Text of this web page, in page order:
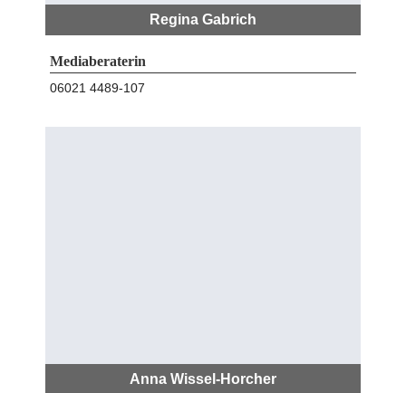
Regina Gabrich
Mediaberaterin
06021 4489-107
Anna Wissel-Horcher